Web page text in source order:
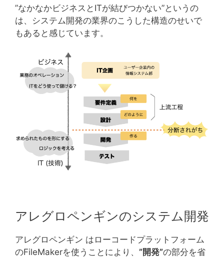
”なかなかビジネスとITが結びつかない”というの
は、システム開発の業界のこうした構造のせいで
もあると感じています。
アレグロペンギンのシステム開発
アレグロペンギン はローコードプラットフォーム
のFileMakerを使うことにより、 ”開発”の部分を省